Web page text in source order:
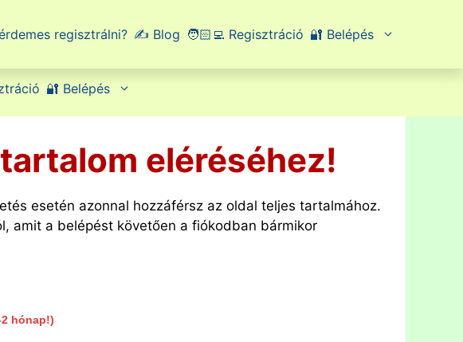
regisztrálni? ✍️ Blog 🧑🏻‍💻 Regisztráció 🔐 Belépés
🔐 Belépés
eléréséhez!
esetén azonnal hozzáférsz az oldal teljes tartalmához.
amit a belépést követően a fiókodban bármikor
hónap!)